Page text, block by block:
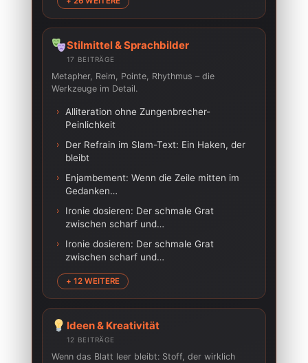
Stilmittel & Sprachbilder
17 BEITRÄGE
Metapher, Reim, Pointe, Rhythmus – die
Werkzeuge im Detail.
› Alliteration ohne Zungenbrecher-
Peinlichkeit
›
Der Refrain im Slam-Text: Ein Haken, der
bleibt
›
Enjambement: Wenn die Zeile mitten im
Gedanken…
›
Ironie dosieren: Der schmale Grat
zwischen scharf und…
›
Ironie dosieren: Der schmale Grat
zwischen scharf und…
+ 12 WEITERE
Ideen & Kreativität
12 BEITRÄGE
Wenn das Blatt leer bleibt: Stoff, der wirklich